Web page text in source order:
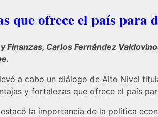
que ofrece el país para
Finanzas, Carlos Fernández
a cabo un diálogo de Alto Nivel
y fortalezas que ofrece el país
la importancia de la política